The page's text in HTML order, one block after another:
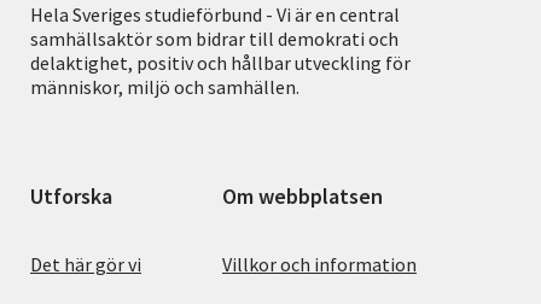
Hela Sveriges studieförbund - Vi är en central
samhällsaktör som bidrar till demokrati och
delaktighet, positiv och hållbar utveckling för
människor, miljö och samhällen.
Utforska
Det här gör vi
Om webbplatsen
Villkor och information